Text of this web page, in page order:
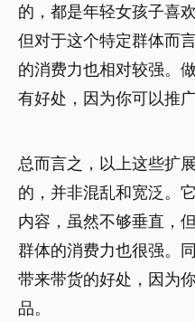
的，都是年轻女孩子喜
但对于这个特定群体而
的消费力也相对较强。
有好处，因为你可以推
总而言之，以上这些扩
的，并非混乱和宽泛。
内容，虽然不够垂直，
群体的消费力也很强。
带来带货的好处，因为
品。